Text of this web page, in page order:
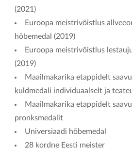
(2021)
Euroopa meistrivõistlus
hõbemedal (2019)
Euroopa meistrivõistlus
(2019)
Maailmakarika etappidelt
kuldmedali individuaalselt ja
Maailmakarika etappidelt
pronksmedalit
Universiaadi hõbemedal
28 kordne Eesti meister